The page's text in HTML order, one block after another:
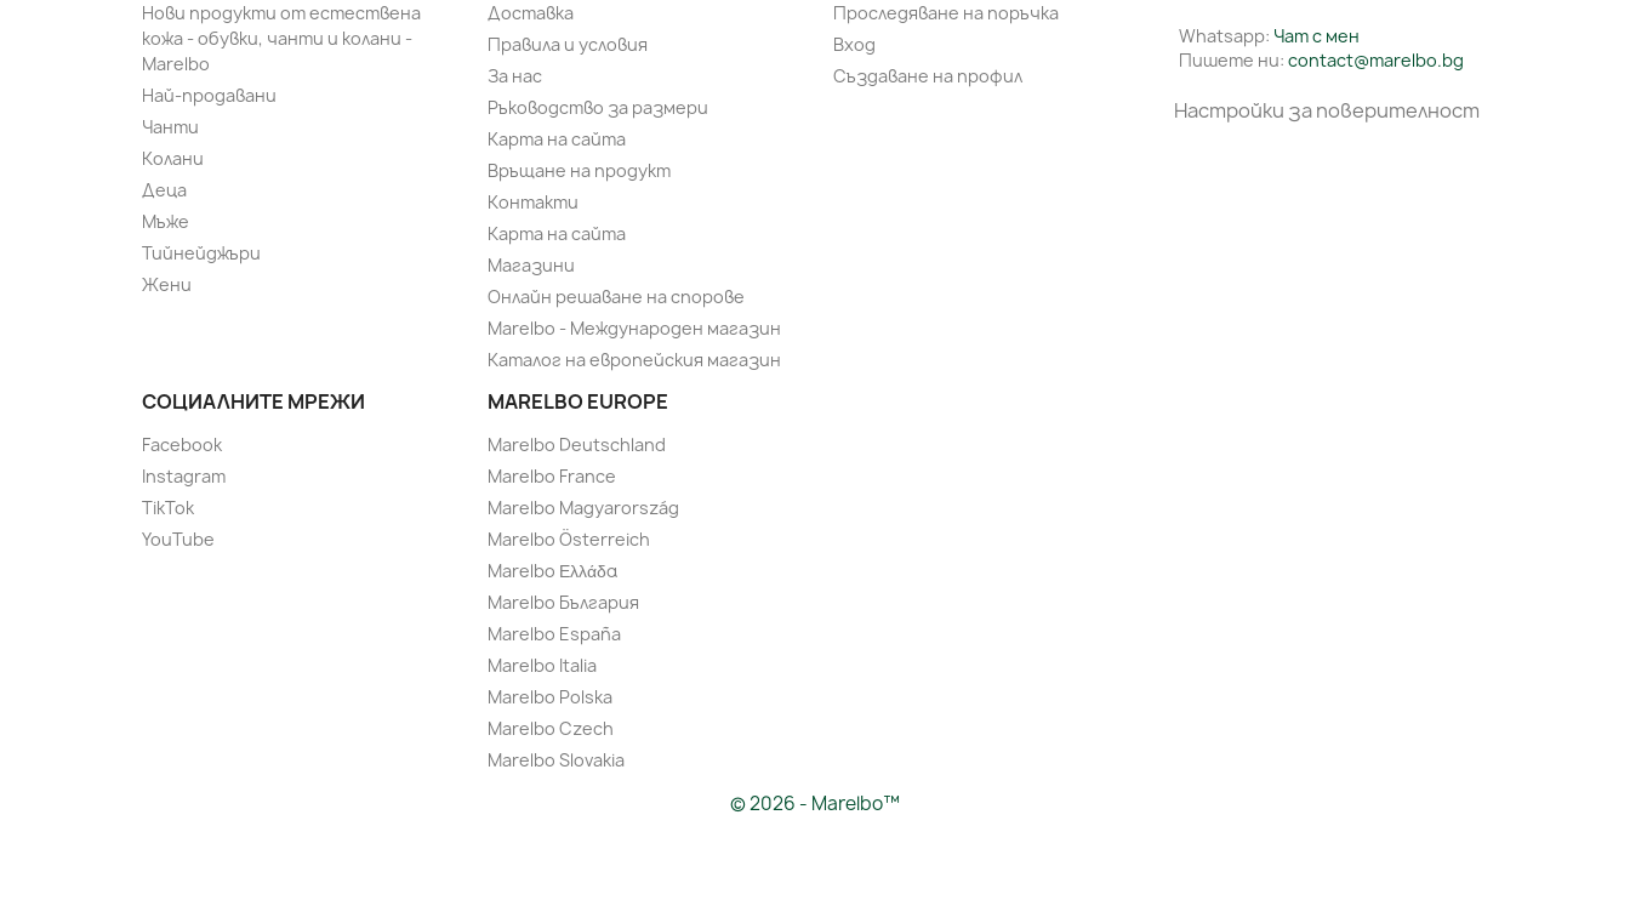
Нови продукти от естествена
кожа - обувки, чанти и колани -
Marelbo
Най-продавани
Чанти
Колани
Деца
Мъже
Тийнейджъри
Жени
Доставка
Правила и условия
За нас
Ръководство за размери
Карта на сайта
Връщане на продукт
Контакти
Карта на сайта
Магазини
Онлайн решаване на спорове
Marelbo - Международен магазин
Каталог на европейския магазин
СОЦИАЛНИТЕ МРЕЖИ
Facebook
Instagram
TikTok
YouTube
MARELBO EUROPE
Marelbo Deutschland
Marelbo France
Marelbo Magyarország
Marelbo Österreich
Marelbo Ελλάδα
Marelbo България
Marelbo España
Marelbo Italia
Marelbo Polska
Marelbo Czech
Marelbo Slovakia
Проследяване на поръчка
Вход
Създаване на профил
Whatsapp: Чат с мен
Пишете ни: contact@marelbo.bg
Настройки за поверителност
© 2026 - Marelbo™